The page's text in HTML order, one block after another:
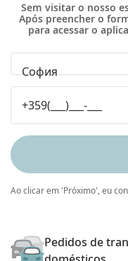
Sem visitar o nosso
Após preencher o
para acessar o
София
Ao clicar em 'Próximo', eu
Pedidos de